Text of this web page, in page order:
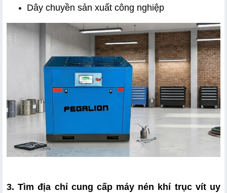
Dây chuyền sản xuất công nghiệp
3. Tìm địa chỉ cung cấp máy nén khí trục vít uy